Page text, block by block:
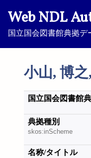
Web NDL
国立国会図書館典拠デ
小山, 博之
国立国会図書館
典拠種別
skos:inScheme
名称/タイトル